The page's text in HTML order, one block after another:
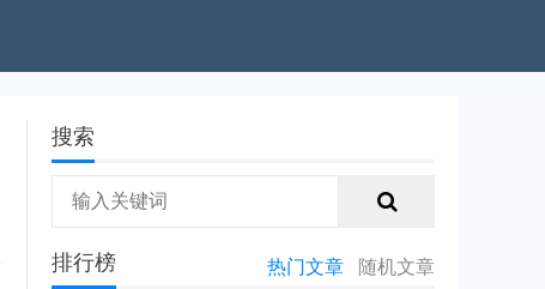
搜索
排行榜 热门文章 随机文章